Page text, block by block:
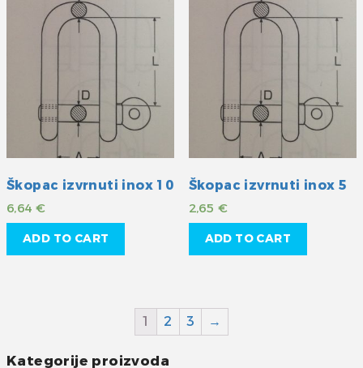
Škopac izvrnuti inox 10
6,64 €
ADD TO CART
Škopac izvrnuti inox 5
2,65 €
ADD TO CART
1 2 3 →
Kategorije proizvoda